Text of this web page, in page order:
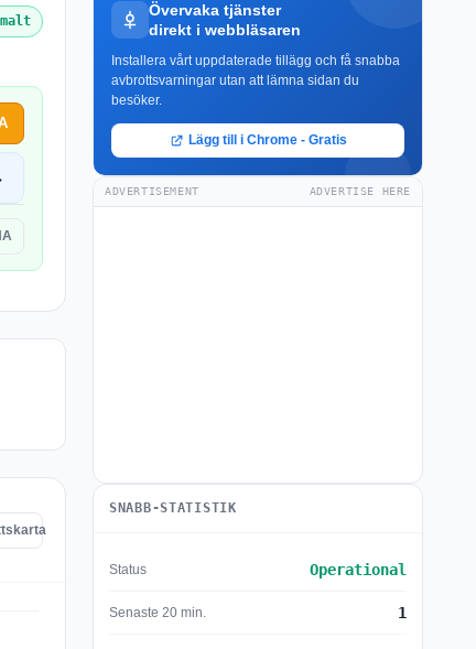
Övervaka tjänster
direkt i webbläsaren
Installera vårt uppdaterade tillägg och få snabba
avbrottsvarningar utan att lämna sidan du
besöker.
Lägg till i Chrome - Gratis
ADVERTISEMENT ADVERTISE HERE
SNABB-STATISTIK
Status Operational
Senaste 20 min. 1